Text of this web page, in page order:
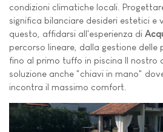
condizioni climatiche locali.
significa bilanciare desideri estetici e
questo, affidarsi all'esperienza di
percorso lineare, dalla gestione
fino al primo tuffo in piscina Il nostro
soluzione anche "chiavi in mano"
incontra il massimo comfort.